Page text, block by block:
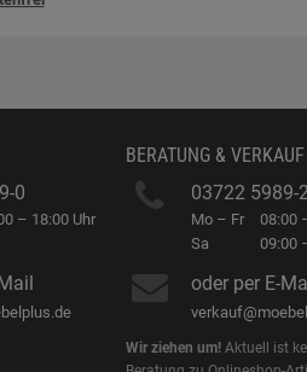
0
– 18:00 Uhr
BERATUNG & VERKAUF
03722 5989-
Mo – Fr
Sa
08:00
09:00
oder per E-
Wir ziehen um! Aktuell ist